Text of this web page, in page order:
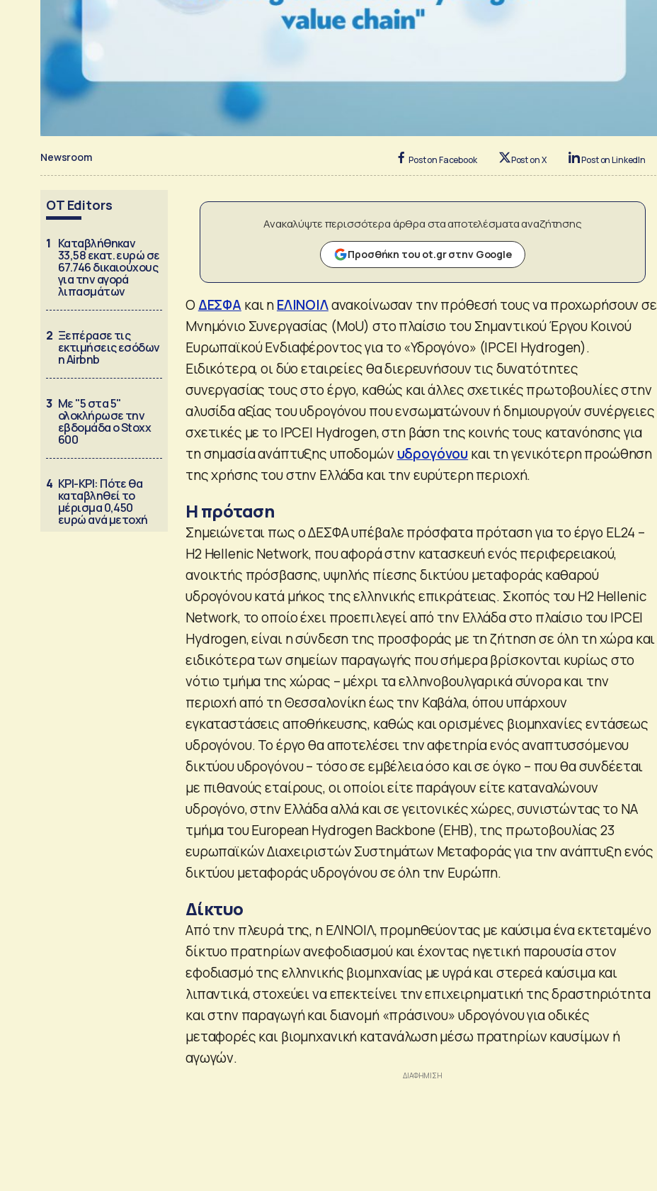
Newsroom Post on Facebook Post on X Post on LinkedIn
OT Editors
1 Καταβλήθηκαν
33,58 εκατ. ευρώ σε
67.746 δικαιούχους
για την αγορά
λιπασμάτων
2 Ξεπέρασε τις
εκτιμήσεις εσόδων
η Airbnb
3 Με "5 στα 5"
ολοκλήρωσε την
εβδομάδα ο Stoxx
600
4 ΚΡΙ-ΚΡΙ: Πότε θα
καταβληθεί το
μέρισμα 0,450
ευρώ ανά μετοχή
Ανακαλύψτε περισσότερα άρθρα στα αποτελέσματα αναζήτησης
Προσθήκη του ot.gr στην Google
ΟΔΕΣΦΑκαι ηΕΛΙΝΟΙΛανακοίνωσαν την πρόθεσή τους να προχωρήσουν σε
Μνημόνιο Συνεργασίας (MoU) στο πλαίσιο του Σημαντικού Έργου Κοινού
Ευρωπαϊκού Ενδιαφέροντος για το «Υδρογόνο» (IPCEI Hydrogen).
Ειδικότερα, οι δύο εταιρείες θα διερευνήσουν τις δυνατότητες
συνεργασίας τους στο έργο, καθώς και άλλες σχετικές πρωτοβουλίες στην
αλυσίδα αξίας του υδρογόνου που ενσωματώνουν ή δημιουργούν συνέργειες
σχετικές με το IPCEI Hydrogen, στη βάση της κοινής τους κατανόησης για
τη σημασία ανάπτυξης υποδομών υδρογόνουκαι τη γενικότερη προώθηση
της χρήσης του στην Ελλάδα και την ευρύτερη περιοχή.
Η πρόταση
Σημειώνεται πως ο ΔΕΣΦΑ υπέβαλε πρόσφατα πρόταση για το έργο EL24 –
H2 Hellenic Network, που αφορά στην κατασκευή ενός περιφερειακού,
ανοικτής πρόσβασης, υψηλής πίεσης δικτύου μεταφοράς καθαρού
υδρογόνου κατά μήκος της ελληνικής επικράτειας. Σκοπός του H2 Hellenic
Network, το οποίο έχει προεπιλεγεί από την Ελλάδα στο πλαίσιο του IPCEI
Hydrogen, είναι η σύνδεση της προσφοράς με τη ζήτηση σε όλη τη χώρα και
ειδικότερα των σημείων παραγωγής που σήμερα βρίσκονται κυρίως στο
νότιο τμήμα της χώρας – μέχρι τα ελληνοβουλγαρικά σύνορα και την
περιοχή από τη Θεσσαλονίκη έως την Καβάλα, όπου υπάρχουν
εγκαταστάσεις αποθήκευσης, καθώς και ορισμένες βιομηχανίες εντάσεως
υδρογόνου. Το έργο θα αποτελέσει την αφετηρία ενός αναπτυσσόμενου
δικτύου υδρογόνου – τόσο σε εμβέλεια όσο και σε όγκο – που θα συνδέεται
με πιθανούς εταίρους, οι οποίοι είτε παράγουν είτε καταναλώνουν
υδρογόνο, στην Ελλάδα αλλά και σε γειτονικές χώρες, συνιστώντας το ΝΑ
τμήμα του European Hydrogen Backbone (EHB), της πρωτοβουλίας 23
ευρωπαϊκών Διαχειριστών Συστημάτων Μεταφοράς για την ανάπτυξη ενός
δικτύου μεταφοράς υδρογόνου σε όλη την Ευρώπη.
Δίκτυο
Από την πλευρά της, η ΕΛΙΝΟΙΛ, προμηθεύοντας με καύσιμα ένα εκτεταμένο
δίκτυο πρατηρίων ανεφοδιασμού και έχοντας ηγετική παρουσία στον
εφοδιασμό της ελληνικής βιομηχανίας με υγρά και στερεά καύσιμα και
λιπαντικά, στοχεύει να επεκτείνει την επιχειρηματική της δραστηριότητα
και στην παραγωγή και διανομή «πράσινου» υδρογόνου για οδικές
μεταφορές και βιομηχανική κατανάλωση μέσω πρατηρίων καυσίμων ή
αγωγών.